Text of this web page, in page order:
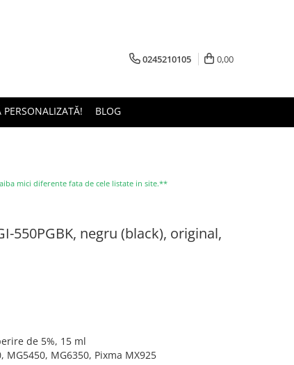
0245210105 0,00
PERSONALIZATĂ! BLOG
mici diferente fata de cele listate in site.**
550PGBK, negru (black), original,
de 5%, 15 ml
MG5450, MG6350, Pixma MX925